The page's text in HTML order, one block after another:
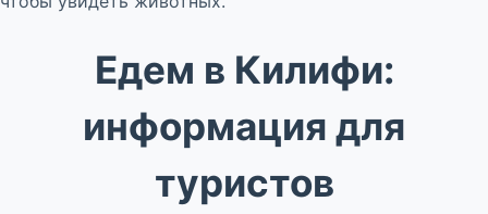
Едем в Килифи:
информация для
туристов